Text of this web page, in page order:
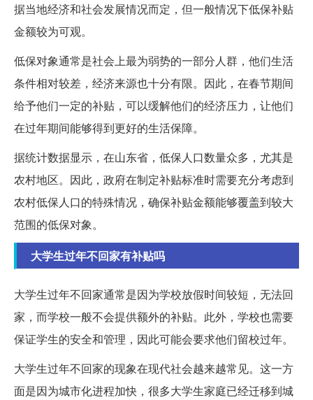
据当地经济和社会发展情况而定，但一般情况下低保补贴
金额较为可观。
低保对象通常是社会上最为弱势的一部分人群，他们生活
条件相对较差，经济来源也十分有限。因此，在春节期间
给予他们一定的补贴，可以缓解他们的经济压力，让他们
在过年期间能够得到更好的生活保障。
据统计数据显示，在山东省，低保人口数量众多，尤其是
农村地区。因此，政府在制定补贴标准时需要充分考虑到
农村低保人口的特殊情况，确保补贴金额能够覆盖到较大
范围的低保对象。
大学生过年不回家有补贴吗
大学生过年不回家通常是因为学校放假时间较短，无法回
家，而学校一般不会提供额外的补贴。此外，学校也需要
保证学生的安全和管理，因此可能会要求他们留校过年。
大学生过年不回家的现象在现代社会越来越常见。这一方
面是因为城市化进程加快，很多大学生家庭已经迁移到城